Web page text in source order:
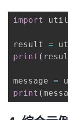
import
result =
print (
message =
print (